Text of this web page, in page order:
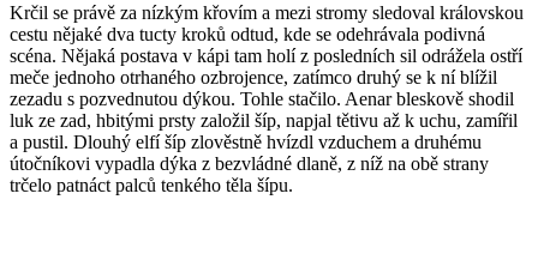
Krčil se právě za nízkým křovím a mezi stromy sledoval královskou
cestu nějaké dva tucty kroků odtud, kde se odehrávala podivná
scéna. Nějaká postava v kápi tam holí z posledních sil odrážela ostří
meče jednoho otrhaného ozbrojence, zatímco druhý se k ní blížil
zezadu s pozvednutou dýkou. Tohle stačilo. Aenar bleskově shodil
luk ze zad, hbitými prsty založil šíp, napjal tětivu až k uchu, zamířil
a pustil. Dlouhý elfí šíp zlověstně hvízdl vzduchem a druhému
útočníkovi vypadla dýka z bezvládné dlaně, z níž na obě strany
trčelo patnáct palců tenkého těla šípu.